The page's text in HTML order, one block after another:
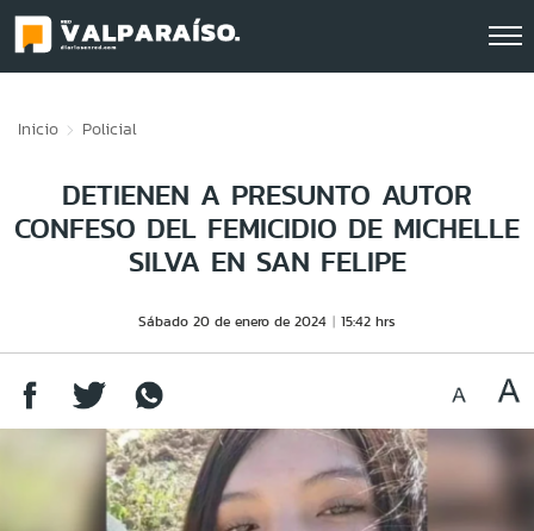
Inicio Policial
DETIENEN A PRESUNTO AUTOR
CONFESO DEL FEMICIDIO DE MICHELLE
SILVA EN SAN FELIPE
Sábado 20 de enero de 2024 15:42 hrs